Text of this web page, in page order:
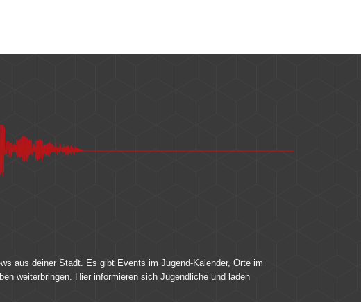
aus deiner Stadt. Es gibt Events im Jugend-Kalender, Orte im
weiterbringen. Hier informieren sich Jugendliche und laden